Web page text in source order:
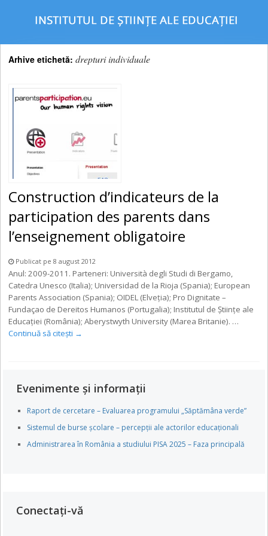
Arhive etichetă:drepturi individuale
Construction d’indicateurs de la
participation des parents dans
l’enseignement obligatoire
Publicat pe 8 august 2012
Anul: 2009-2011. Parteneri: Università degli Studi di Bergamo,
Catedra Unesco (Italia); Universidad de la Rioja (Spania); European
Parents Association (Spania); OIDEL (Elveţia); Pro Dignitate –
Fundaçao de Dereitos Humanos (Portugalia); Institutul de Ştiinţe ale
Educaţiei (România); Aberystwyth University (Marea Britanie). …
Continuă să citești →
Evenimente și informații
Raport de cercetare – Evaluarea programului „Săptămâna verde”
Sistemul de burse școlare – percepții ale actorilor educaționali
Administrarea în România a studiului PISA 2025 – Faza principală
Conectați-vă